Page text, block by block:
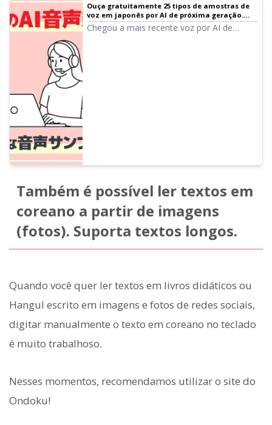
Ouça gratuitamente 25 tipos de amostras de
voz em japonês por AI de próxima geração.
Também suporta leitura multilíngue |
Software de leitura de texto Ondoku
Chegou a mais recente voz por AI de
Também é possível ler textos em
coreano a partir de imagens
(fotos). Suporta textos longos.
Quando você quer ler textos em livros didáticos ou
Hangul escrito em imagens e fotos de redes sociais,
digitar manualmente o texto em coreano no teclado
é muito trabalhoso.
Nesses momentos, recomendamos utilizar o site do
Ondoku!